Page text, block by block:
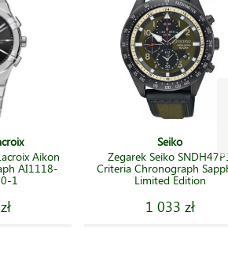
Aikon
AI1118-
1
Seiko
Zegarek Seiko
Criteria Chronograph
Limited Edition
1 033 zł